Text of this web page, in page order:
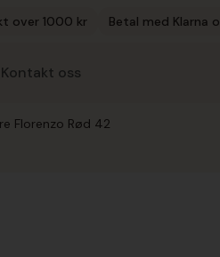
over 1000 kr Betal med Klarna
Kontakt oss
Florenzo Rød 42